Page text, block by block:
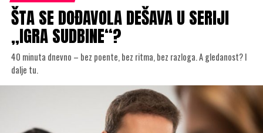
ŠTA SE DOĐAVOLA DEŠAVA U SERIJI
„IGRA SUDBINE“?
40 minuta dnevno – bez poente, bez ritma, bez razloga. A gledanost? I
dalje tu.